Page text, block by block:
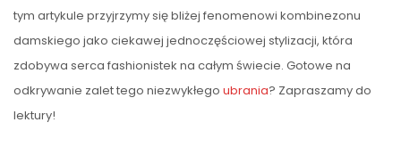
tym artykule przyjrzymy się bliżej fenomenowi kombinezonu
damskiego jako ciekawej jednoczęściowej stylizacji, która
zdobywa serca fashionistek na całym świecie. Gotowe na
odkrywanie zalet tego niezwykłego ubrania? Zapraszamy do
lektury!